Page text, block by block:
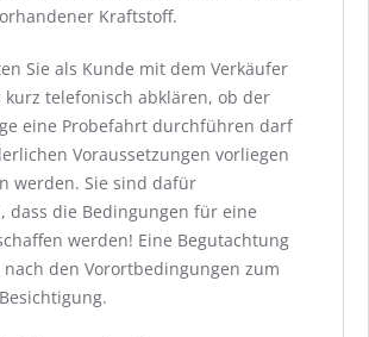
Kraftstoff.
Sie als Kunde mit dem Verkäufer
kurz telefonisch abklären, ob der
eine Probefahrt durchführen darf
Voraussetzungen vorliegen
werden. Sie sind dafür
dass die Bedingungen für eine
werden! Eine Begutachtung
den Vorortbedingungen zum